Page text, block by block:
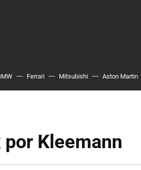
Ferrari Mitsubishi Aston Martin
Kleemann